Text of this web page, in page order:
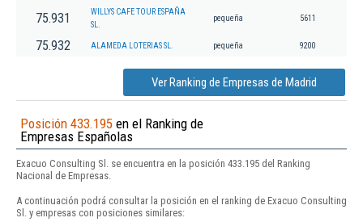
75.931
WILLYS CAFE TOUR ESPAÑA
SL.
pequeña 5611
75.932 ALAMEDA LOTERIAS SL. pequeña 9200
Ver Ranking de Empresas de Madrid
Posición 433.195 en el Ranking de
Empresas Españolas
Exacuo Consulting Sl. se encuentra en la posición 433.195 del Ranking
Nacional de Empresas.
A continuación podrá consultar la posición en el ranking de Exacuo Consulting
Sl. y empresas con posiciones similares: